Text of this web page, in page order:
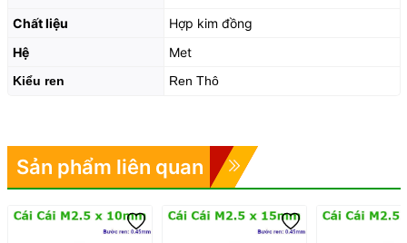
Chất liệu
Hợp kim đồng
Hệ
Met
Kiểu ren Ren Thô
Sản phẩm liên quan